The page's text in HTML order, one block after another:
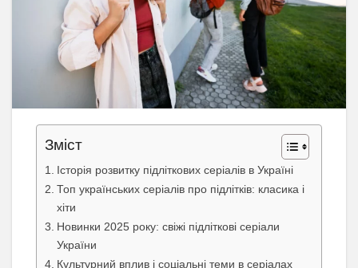
Зміст
Історія розвитку підліткових серіалів в Україні
Топ українських серіалів про підлітків: класика і
хіти
Новинки 2025 року: свіжі підліткові серіали
України
Культурний вплив і соціальні теми в серіалах